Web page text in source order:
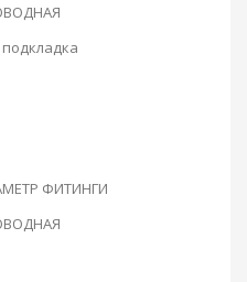
ФИТИНГИ